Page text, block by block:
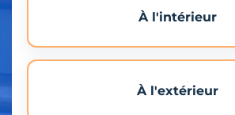
À l'intérieur
À l'extérieur